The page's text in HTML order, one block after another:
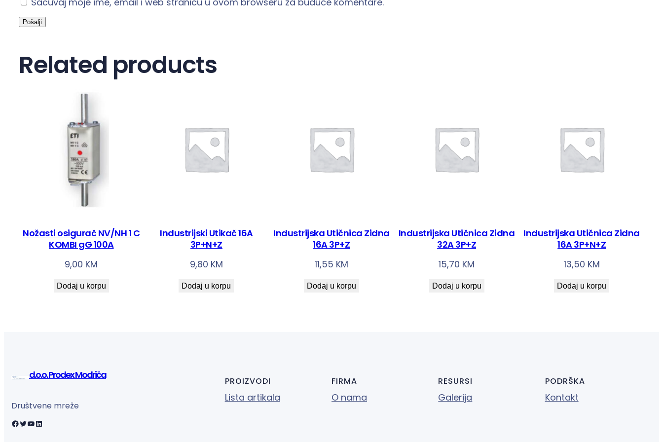
Related products
Nožasti osigurač NV/NH 1 C
KOMBI gG 100A
9,00 KM
Dodaj u korpu
Industrijski Utikač 16A
3P+N+Z
9,80 KM
Dodaj u korpu
Industrijska Utičnica Zidna
16A 3P+Z
11,55 KM
Dodaj u korpu
Industrijska Utičnica Zidna
32A 3P+Z
15,70 KM
Dodaj u korpu
Industrijska Utičnica Zidna
16A 3P+N+Z
13,50 KM
Dodaj u korpu
d.o.o. Prodex Modriča
Društvene mreže
Facebook Twitter YouTube LinkedIn
PROIZVODI
Lista artikala
FIRMA
O nama
RESURSI
Galerija
PODRŠKA
Kontakt